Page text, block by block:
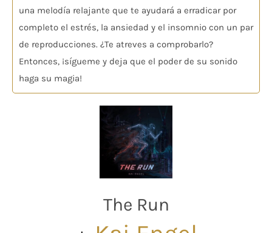
una melodía relajante que te ayudará a erradicar por
completo el estrés, la ansiedad y el insomnio con un par
de reproducciones. ¿Te atreves a comprobarlo?
Entonces, ¡sígueme y deja que el poder de su sonido
haga su magia!
The Run